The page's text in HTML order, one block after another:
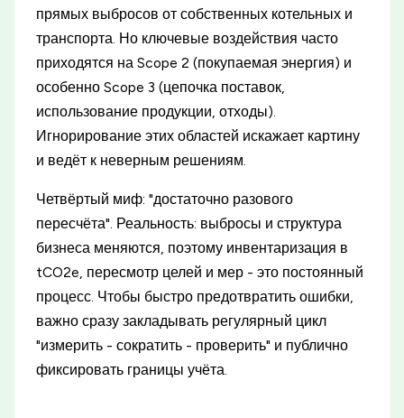
прямых выбросов от собственных котельных и
транспорта. Но ключевые воздействия часто
приходятся на Scope 2 (покупаемая энергия) и
особенно Scope 3 (цепочка поставок,
использование продукции, отходы).
Игнорирование этих областей искажает картину
и ведёт к неверным решениям.
Четвёртый миф: "достаточно разового
пересчёта". Реальность: выбросы и структура
бизнеса меняются, поэтому инвентаризация в
tCO2e, пересмотр целей и мер - это постоянный
процесс. Чтобы быстро предотвратить ошибки,
важно сразу закладывать регулярный цикл
"измерить - сократить - проверить" и публично
фиксировать границы учёта.